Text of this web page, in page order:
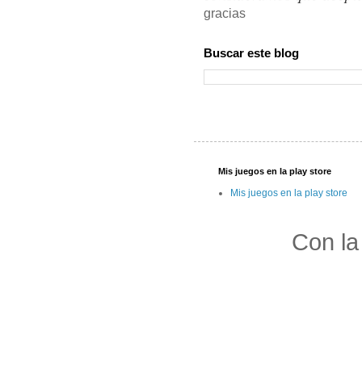
gracias
Buscar este blog
Mis juegos en la play store
Mis juegos en la play store
Con